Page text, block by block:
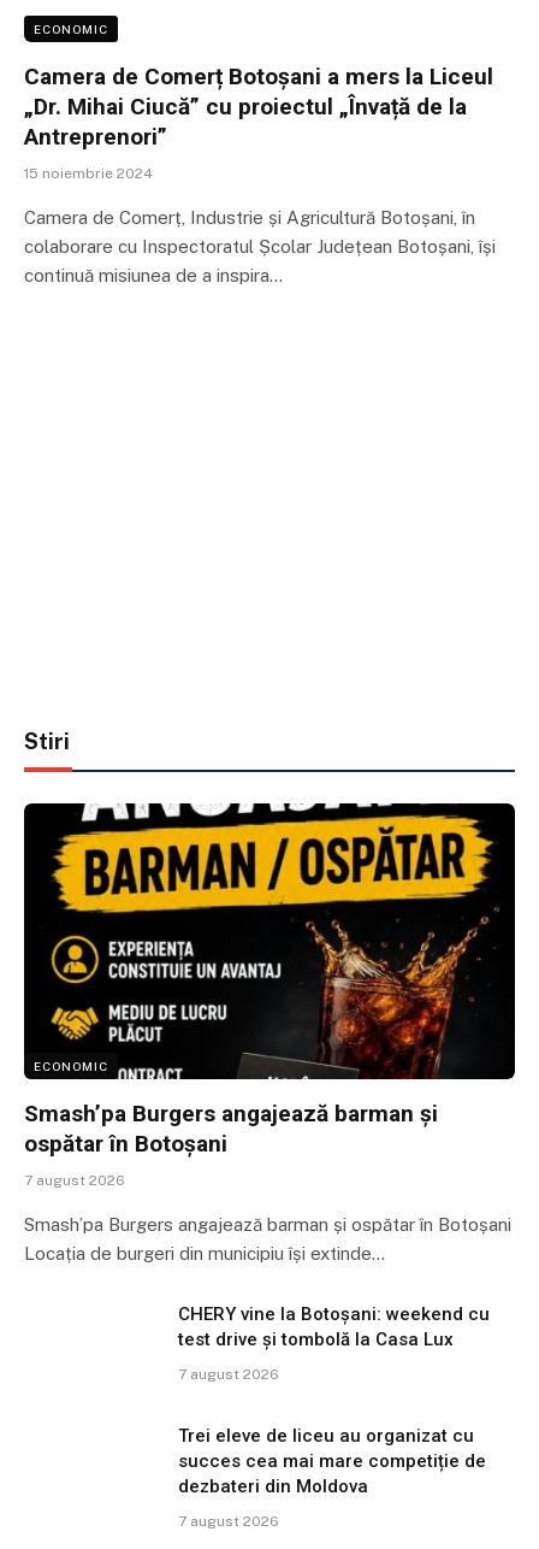
ECONOMIC
Camera de Comerț Botoșani a mers la Liceul
„Dr. Mihai Ciucă” cu proiectul „Învață de la
Antreprenori”
15 noiembrie 2024
Camera de Comerț, Industrie și Agricultură Botoșani, în
colaborare cu Inspectoratul Școlar Județean Botoșani, își
continuă misiunea de a inspira…
Stiri
ECONOMIC
Smash’pa Burgers angajează barman și
ospătar în Botoșani
7 august 2026
Smash’pa Burgers angajează barman și ospătar în Botoșani
Locația de burgeri din municipiu își extinde…
CHERY vine la Botoșani: weekend cu
test drive și tombolă la Casa Lux
7 august 2026
Trei eleve de liceu au organizat cu
succes cea mai mare competiție de
dezbateri din Moldova
7 august 2026